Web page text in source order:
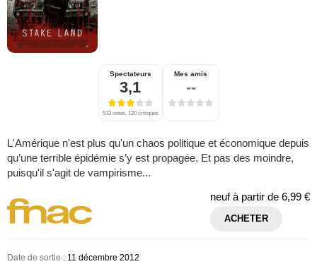
Spectateurs
3,1
533 notes, 120 critiques
Mes amis
--
L'Amérique n'est plus qu'un chaos politique et économique depuis
qu’une terrible épidémie s’y est propagée. Et pas des moindre,
puisqu'il s'agit de vampirisme...
neuf à partir de 6,99 €
ACHETER
Date de sortie : 11 décembre 2012